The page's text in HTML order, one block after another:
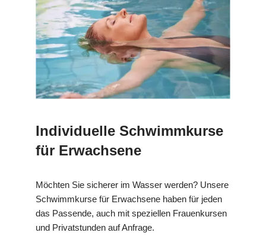
Individuelle Schwimmkurse
für Erwachsene
Möchten Sie sicherer im Wasser werden? Unsere
Schwimmkurse für Erwachsene haben für jeden
das Passende, auch mit speziellen Frauenkursen
und Privatstunden auf Anfrage.